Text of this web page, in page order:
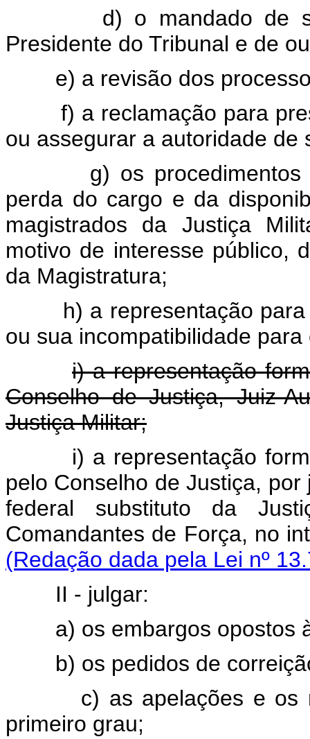
d) o mandado de
Presidente do Tribunal e de
e) a revisão dos
f) a reclamação para
ou assegurar a autoridade de
g) os
perda do cargo e da
magistrados da Justiça
motivo de interesse público,
da Magistratura;
h) a representação
ou sua incompatibilidade
i) a representação
Conselho de Justiça, Juiz-
Justiça Militar;
i) a representação
pelo Conselho de Justiça,
federal substituto da
Comandantes de
(Redação dada pela Lei nº
II - julgar:
a) os embargos opostos
b) os pedidos de
c) as apelações e os
primeiro grau;